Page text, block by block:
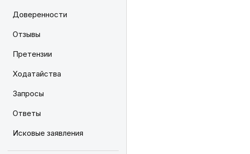
Доверенности
Отзывы
Претензии
Ходатайства
Запросы
Ответы
Исковые заявления